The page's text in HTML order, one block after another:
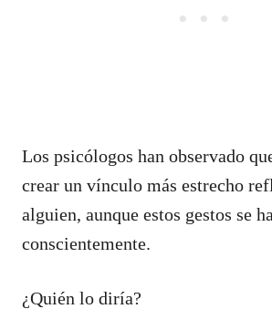
Los psicólogos han observado
crear un vínculo más estrecho
alguien, aunque estos gestos se
conscientemente.
¿Quién lo diría?